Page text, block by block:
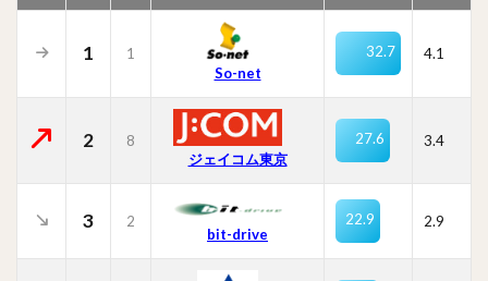
1
1
So-net
32.7 4.1
2
8
ジェイコム東京
27.6 3.4
3 2
bit-drive
22.9 2.9